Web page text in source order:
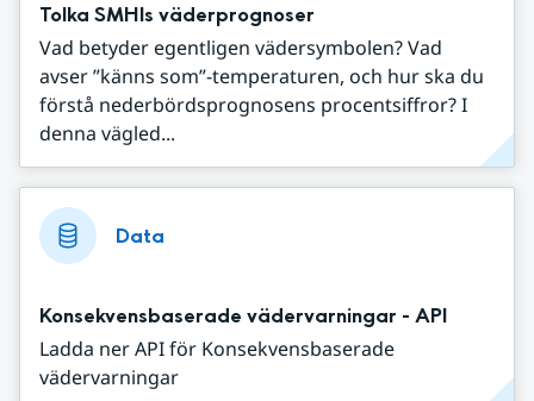
Tolka SMHIs väderprognoser
Vad betyder egentligen vädersymbolen? Vad
avser ”känns som”-temperaturen, och hur ska du
förstå nederbördsprognosens procentsiffror? I
denna vägled...
Data
Konsekvensbaserade vädervarningar - API
Ladda ner API för Konsekvensbaserade
vädervarningar